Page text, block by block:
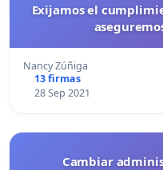
Exijamos el
Nancy Zúñiga
13 firmas
28 Sep 2021
Cambiar